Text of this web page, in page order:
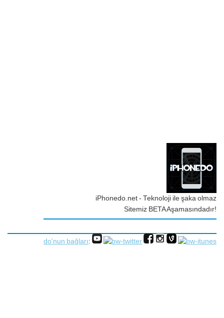
iPhonedo.net - Teknoloji ile şaka olmaz
Sitemiz BETA Aşamasındadır!
do'nun bağları: